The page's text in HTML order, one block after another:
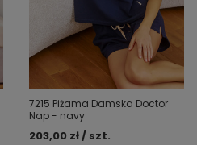
7215 Piżama Damska Doctor
Nap - navy
203,00 zł / szt.